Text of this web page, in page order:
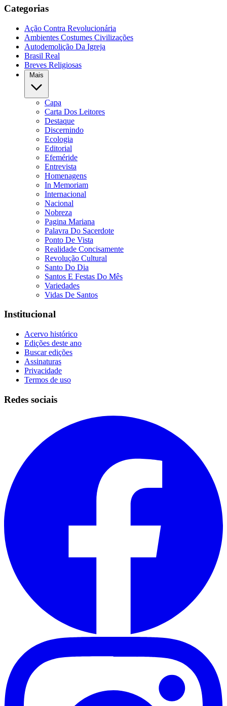
Categorias
Ação Contra Revolucionária
Ambientes Costumes Civilizações
Autodemolição Da Igreja
Brasil Real
Breves Religiosas
Mais
Capa
Carta Dos Leitores
Destaque
Discernindo
Ecologia
Editorial
Efeméride
Entrevista
Homenagens
In Memoriam
Internacional
Nacional
Nobreza
Pagina Mariana
Palavra Do Sacerdote
Ponto De Vista
Realidade Concisamente
Revolução Cultural
Santo Do Dia
Santos E Festas Do Mês
Variedades
Vidas De Santos
Institucional
Acervo histórico
Edições deste ano
Buscar edições
Assinaturas
Privacidade
Termos de uso
Redes sociais